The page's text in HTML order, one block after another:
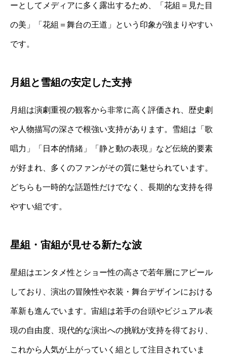
ーとしてメディアに多く露出するため、「花組＝見た目
の美」「花組＝舞台の王道」という印象が強まりやすい
です。
月組と雪組の安定した支持
月組は演劇重視の観客から非常に高く評価され、歴史劇
や人物描写の深さで根強い支持があります。雪組は「歌
唱力」「日本的情緒」「静と動の表現」など伝統的要素
が好まれ、多くのファンがその質に魅せられています。
どちらも一時的な話題性だけでなく、長期的な支持を得
やすい組です。
星組・宙組が見せる新たな波
星組はエンタメ性とショー性の高さで若年層にアピール
しており、演出の冒険性や衣装・舞台デザインにおける
革新も進んでいます。宙組は若手の台頭やビジュアル表
現の自由度、現代的な演出への挑戦が支持を得ており、
これから人気が上がっていく組として注目されていま